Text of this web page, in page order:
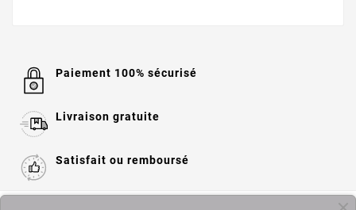
Paiement 100% sécurisé
Livraison gratuite
Satisfait ou remboursé